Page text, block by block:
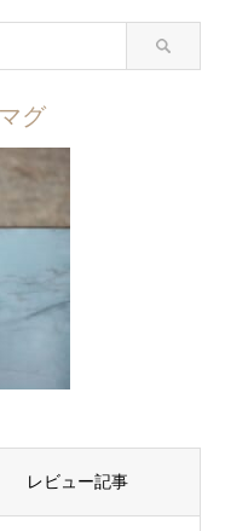
グ
レビュー記事